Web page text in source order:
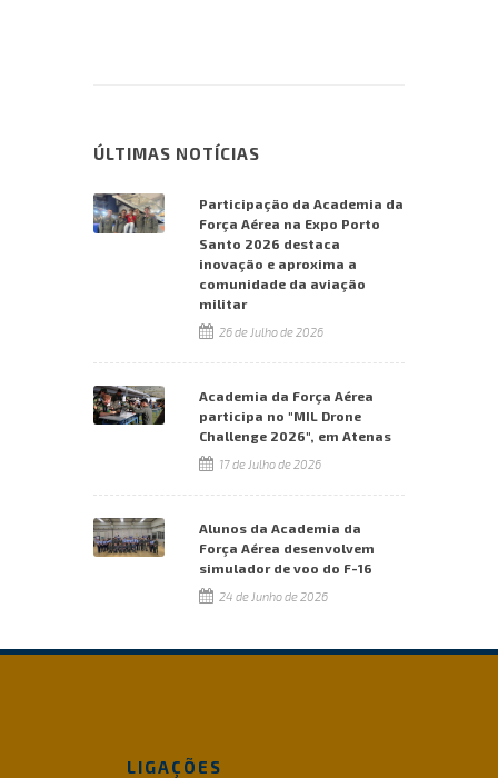
ÚLTIMAS NOTÍCIAS
Participação da Academia da
Força Aérea na Expo Porto
Santo 2026 destaca
inovação e aproxima a
comunidade da aviação
militar
26 de Julho de 2026
Academia da Força Aérea
participa no "MIL Drone
Challenge 2026", em Atenas
17 de Julho de 2026
Alunos da Academia da
Força Aérea desenvolvem
simulador de voo do F-16
24 de Junho de 2026
LIGAÇÕES